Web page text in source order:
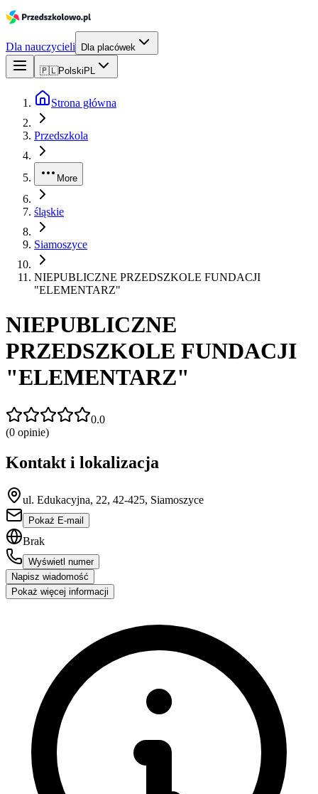
Dla nauczycieli Dla placówek
🇵🇱Polski PL
Strona główna
Przedszkola
More
śląskie
Siamoszyce
NIEPUBLICZNE PRZEDSZKOLE FUNDACJI
"ELEMENTARZ"
NIEPUBLICZNE
PRZEDSZKOLE FUNDACJI
"ELEMENTARZ"
0.0
(0 opinie)
Kontakt i lokalizacja
ul. Edukacyjna, 22, 42-425, Siamoszyce
Pokaż E-mail
Brak
Wyświetl numer
Napisz wiadomość
Pokaż więcej informacji